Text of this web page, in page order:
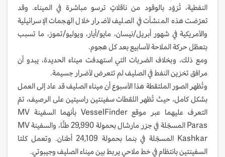
النفطية، تُزوّد بالوقود من ناقلاتٍ ترسو مباشرة في الميناء. وقد
تعرّضت هذه المنشآت في الصليف لأضرار خلال الهجمات الإسرائيلية
والأمريكية في شهور أبريل/نيسان، مايو/أيار، ويوليو/تموز، ما تسبب
بتعطّل حركة الملاحة لأسابيع بعد كل هجوم.
ومع ذلك، وبخلاف الضربات التي استهدفت ميناء الحديدة، يبدو أن
مرافق تخزين النفط في الصليف لم تتعرض لأضرار جسيمة.
وتُظهر الصور الملتقطة هذا الأسبوع أن ميناء الصليف قد عاد إلى العمل
بشكل كامل، حيث تُظهر اللقطات سفينتين راسيتين على الرصيف، تمّ
التعرف عليهما عبر موقع VesselFinder بأنهما السفينة MV
Paras المسجّلة في جزر مارشال بحمولة 29,990 طنًّا، والسفينة MV
Kashkar المسجّلة في بنما بحمولة 24,109 أطنان. وتعمل كلتا
السفينتين بانتظام في خط ملاحي يربط بين ميناء الصليف وجيبوتي.